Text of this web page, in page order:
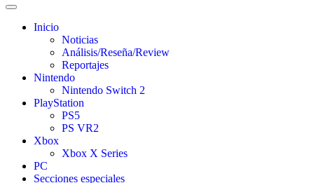
Inicio
Noticias
Análisis/Reseña/Review
Reportajes
Nintendo
Nintendo Switch 2
PlayStation
PS5
PS VR2
Xbox
Xbox X Series
PC
Secciones especiales